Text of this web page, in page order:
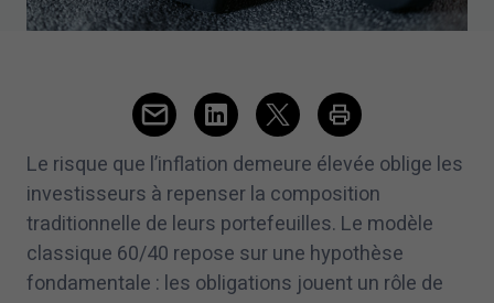
Le risque que l’inflation demeure élevée oblige les
investisseurs à repenser la composition
traditionnelle de leurs portefeuilles. Le modèle
classique 60/40 repose sur une hypothèse
fondamentale : les obligations jouent un rôle de